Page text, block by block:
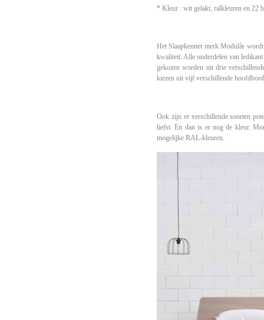
* Kleur : wit gelakt, ralkleuren en 22
Het Slaapkenner merk Modulår
kwaliteit. Alle onderdelen van
gekozen worden uit drie
kiezen uit vijf verschillende
Ook zijn er verschillende soorten
liefst. En dan is er nog de kleur.
mogelijke RAL-kleuren.